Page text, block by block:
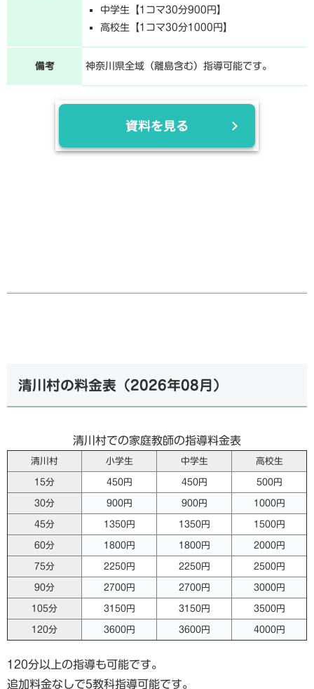
中学生【1コマ30分900円】
高校生【1コマ30分1000円】
備考 神奈川県全域（離島含む）指導可能です。
資料を見る
清川村の料金表（2026年08月 ）
清川村での家庭教師の指導料金表
清川村 小学生 中学生 高校生
15分 450円 450円 500円
30分 900円 900円 1000円
45分 1350円 1350円 1500円
60分 1800円 1800円 2000円
75分 2250円 2250円 2500円
90分 2700円 2700円 3000円
105分 3150円 3150円 3500円
120分 3600円 3600円 4000円
120分以上の指導も可能です。
追加料金なしで5教科指導可能です。